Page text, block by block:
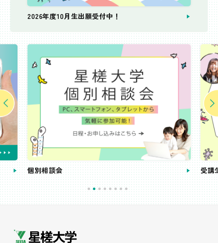
2026年度10月生出願受付中！
個別相談会 受講